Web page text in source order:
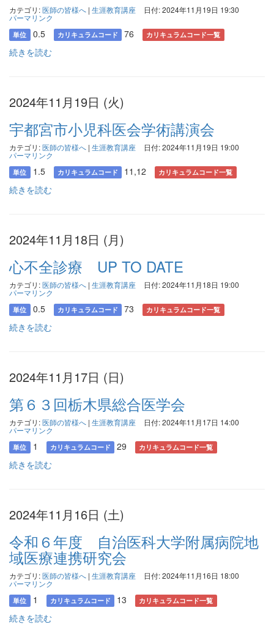
カテゴリ:医師の皆様へ | 生涯教育講座 日付: 2024年11月19日 19:30
パーマリンク
単位 0.5 カリキュラムコード 76 カリキュラムコード一覧
続きを読む
2024年11月19日 (火)
宇都宮市小児科医会学術講演会
カテゴリ:医師の皆様へ | 生涯教育講座 日付: 2024年11月19日 19:00
パーマリンク
単位 1.5 カリキュラムコード 11,12 カリキュラムコード一覧
続きを読む
2024年11月18日 (月)
心不全診療 UP TO DATE
カテゴリ:医師の皆様へ | 生涯教育講座 日付: 2024年11月18日 19:00
パーマリンク
単位 0.5 カリキュラムコード 73 カリキュラムコード一覧
続きを読む
2024年11月17日 (日)
第６３回栃木県総合医学会
カテゴリ:医師の皆様へ | 生涯教育講座 日付: 2024年11月17日 14:00
パーマリンク
単位 1 カリキュラムコード 29 カリキュラムコード一覧
続きを読む
2024年11月16日 (土)
令和６年度 自治医科大学附属病院地
域医療連携研究会
カテゴリ:医師の皆様へ | 生涯教育講座 日付: 2024年11月16日 18:00
パーマリンク
単位 1 カリキュラムコード 13 カリキュラムコード一覧
続きを読む